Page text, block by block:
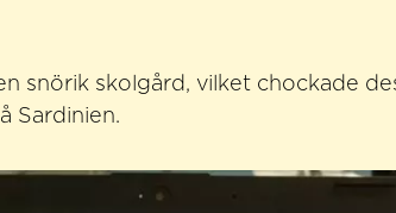
snörik skolgård, vilket chockade
Sardinien.